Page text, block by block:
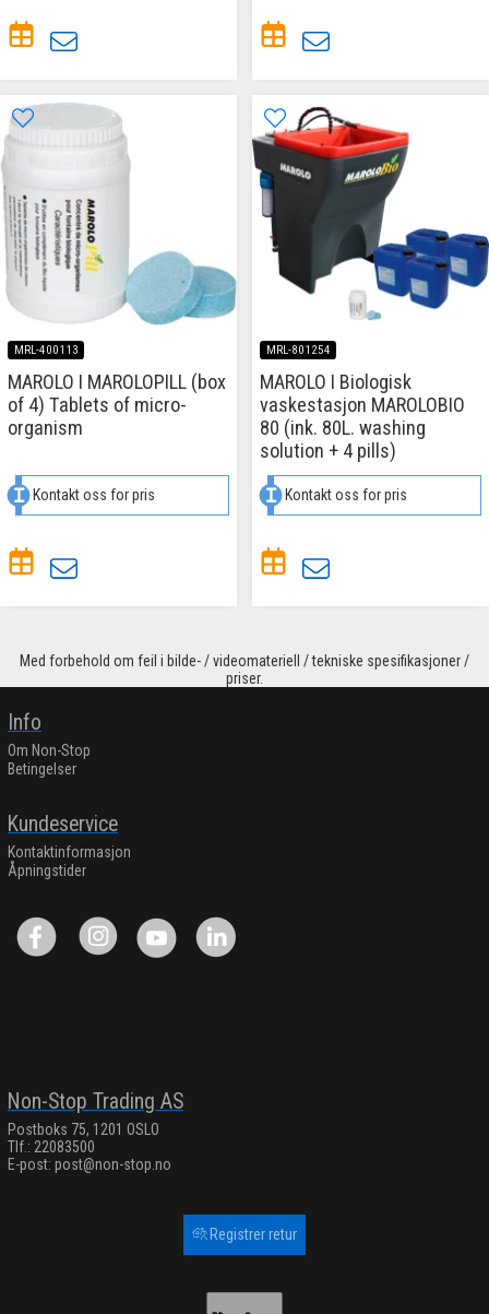
MRL-400113
MAROLO I MAROLOPILL (box
of 4) Tablets of micro-
organism
Kontakt oss for pris
MRL-801254
MAROLO I Biologisk
vaskestasjon MAROLOBIO
80 (ink. 80L. washing
solution + 4 pills)
Kontakt oss for pris
Med forbehold om feil i bilde- / videomateriell / tekniske spesifikasjoner /
priser.
Info
Om Non-Stop
Betingelser
Kundeservice
Kontaktinformasjon
Åpningstider
Non-Stop Trading AS
Postboks 75, 1201 OSLO
Tlf.: 22083500
E-post: post@non-stop.no
Registrer retur